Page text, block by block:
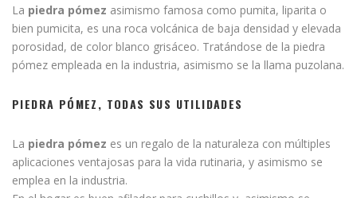
La piedra pómez asimismo famosa como pumita, liparita o
bien pumicita, es una roca volcánica de baja densidad y elevada
porosidad, de color blanco grisáceo. Tratándose de la piedra
pómez empleada en la industria, asimismo se la llama puzolana.
PIEDRA PÓMEZ, TODAS SUS UTILIDADES
La piedra pómez es un regalo de la naturaleza con múltiples
aplicaciones ventajosas para la vida rutinaria, y asimismo se
emplea en la industria.